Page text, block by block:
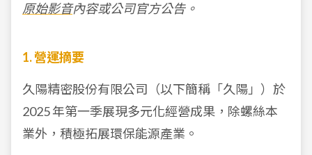
原始影音內容或公司官方公告。
1. 營運摘要
久陽精密股份有限公司（以下簡稱「久陽」）於
2025 年第一季展現多元化經營成果，除螺絲本
業外，積極拓展環保能源產業。